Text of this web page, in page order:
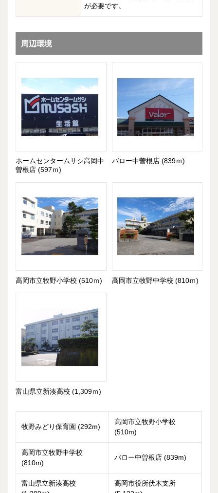
が必要です。
周辺環境
ホームセンタームサシ高岡中
曽根店 (597ｍ)
バロー中曽根店 (839ｍ)
高岡市立牧野小学校 (510ｍ) 高岡市立牧野中学校 (810ｍ)
富山県立新湊高校 (1,309ｍ)
牧野みどり保育園 (292m)
高岡市立牧野小学校
(510m)
高岡市立牧野中学校
(810m)
バロー中曽根店 (839m)
富山県立新湊高校
高岡市役所伏木支所